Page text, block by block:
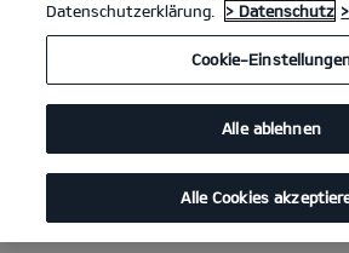
Datenschutzerklärung.
> Datenschutz
Cookie-
Alle ablehnen
Alle Cookies